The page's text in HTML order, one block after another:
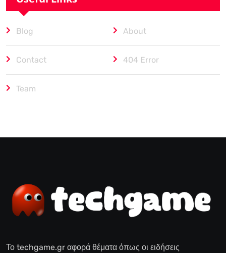
Blog About
Contact 404 Error
Team
Το techgame.gr αφορά θέματα όπως οι ειδήσεις